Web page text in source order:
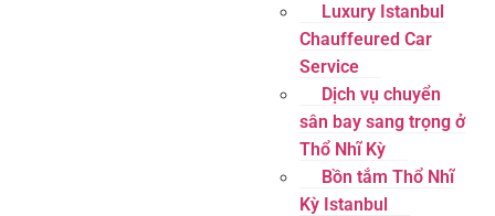
Luxury Istanbul
Chauffeured Car
Service
Dịch vụ chuyển
sân bay sang trọng ở
Thổ Nhĩ Kỳ
Bồn tắm Thổ Nhĩ
Kỳ Istanbul